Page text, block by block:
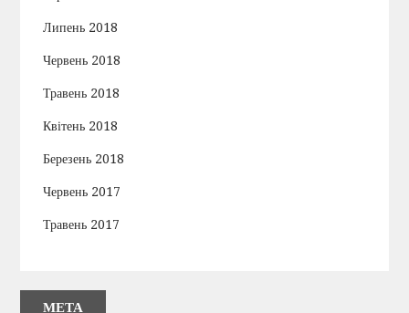
Липень 2018
Червень 2018
Травень 2018
Квітень 2018
Березень 2018
Червень 2017
Травень 2017
МЕТА